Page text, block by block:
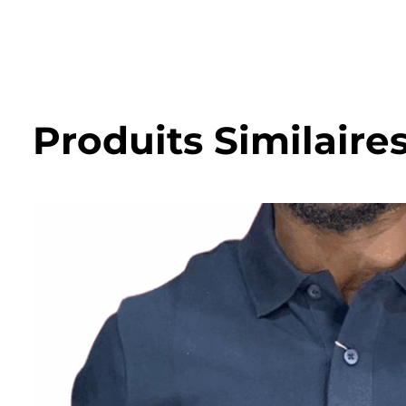
Produits